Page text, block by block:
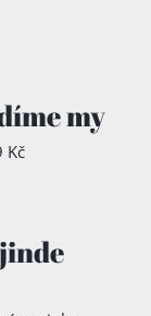
my
Kč